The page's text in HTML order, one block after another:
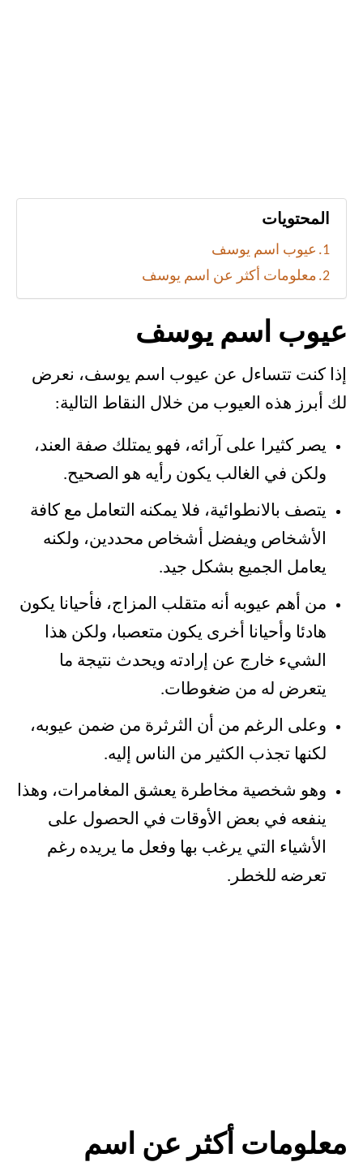
المحتويات
عيوب اسم يوسف
معلومات أكثر عن اسم يوسف
عيوب اسم يوسف
إذا كنت تتساءل عن عيوب اسم يوسف، نعرض
لك أبرز هذه العيوب من خلال النقاط التالية:
يصر كثيرا على آرائه، فهو يمتلك صفة العند،
ولكن في الغالب يكون رأيه هو الصحيح.
يتصف بالانطوائية، فلا يمكنه التعامل مع كافة
الأشخاص ويفضل أشخاص محددين، ولكنه
يعامل الجميع بشكل جيد.
من أهم عيوبه أنه متقلب المزاج، فأحيانا يكون
هادئا وأحيانا أخرى يكون متعصبا، ولكن هذا
الشيء خارج عن إرادته ويحدث نتيجة ما
يتعرض له من ضغوطات.
وعلى الرغم من أن الثرثرة من ضمن عيوبه،
لكنها تجذب الكثير من الناس إليه.
وهو شخصية مخاطرة يعشق المغامرات، وهذا
ينفعه في بعض الأوقات في الحصول على
الأشياء التي يرغب بها وفعل ما يريده رغم
تعرضه للخطر.
معلومات أكثر عن اسم